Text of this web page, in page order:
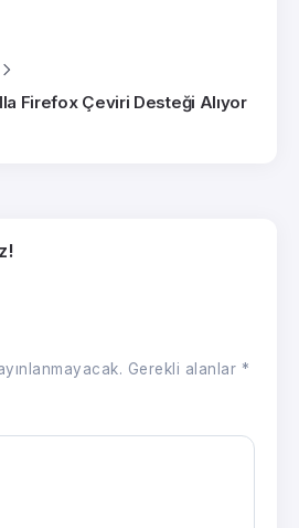
Firefox Çeviri Desteği Alıyor
Gerekli alanlar *